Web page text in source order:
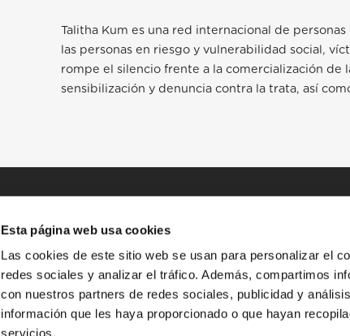
Esta página web usa cookies
Las cookies de este sitio web se usan para personalizar el
redes sociales y analizar el tráfico. Además, compartimos
con nuestros partners de redes sociales, publicidad y
información que les haya proporcionado o que hayan
servicios.
Talitha Kum es una red internacional de
las personas en riesgo y vulnerabilidad social,
rompe el silencio frente a la comercialización de
sensibilización y denuncia contra la trata, así
INICIO